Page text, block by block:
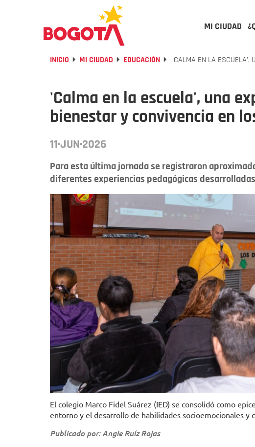
MI CIUDAD
INICIO MI CIUDAD EDUCACIÓN 'CALMA EN LA ESCUELA',
'Calma en la escuela', una
bienestar y convivencia en
11·JUN·2026
Para esta última jornada se registraron
diferentes experiencias pedagógicas
El colegio Marco Fidel Suárez (IED) se consolidó como
entorno y el desarrollo de habilidades socioemocionales y
Publicado por: Angie Ruíz Rojas